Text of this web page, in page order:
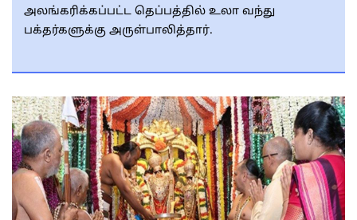
அலங்கரிக்கப்பட்ட தெப்பத்தில் உலா வந்து
பக்தர்களுக்கு அருள்பாலித்தார்.